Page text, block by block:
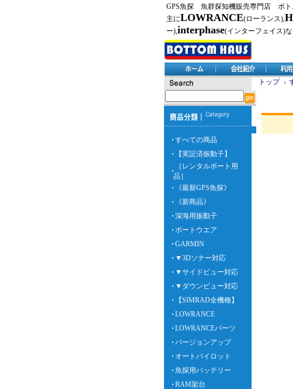
GPS魚探 魚群探知機販売専門店 ボト
主にLOWRANCE(ローランス),
ー),interphase(インターフェイス)
すべての商品
【実証済振動子】
［レンタルボート用
品］
《最新GPS魚探》
《新商品》
深海用振動子
ボートウエア
GARMIN
▼3Dソナー対応
▼サイドビュー対応
▼ダウンビュー対応
【SIMRAD全機種】
LOWRANCE
LOWRANCEパーツ
バージョンアップ
オートパイロット
魚探用バッテリー
RAM架台
トップ